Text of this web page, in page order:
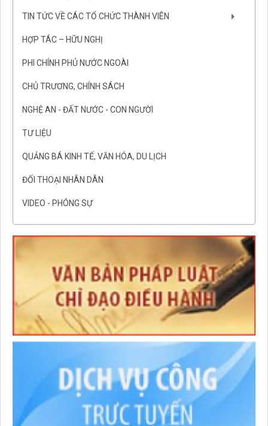
TIN TỨC VỀ CÁC TỔ CHỨC THÀNH VIÊN
HỢP TÁC – HỮU NGHỊ
PHI CHÍNH PHỦ NƯỚC NGOÀI
CHỦ TRƯƠNG, CHÍNH SÁCH
NGHỆ AN - ĐẤT NƯỚC - CON NGƯỜI
TƯ LIỆU
QUẢNG BÁ KINH TẾ, VĂN HÓA, DU LỊCH
ĐỐI THOẠI NHÂN DÂN
VIDEO - PHÓNG SỰ